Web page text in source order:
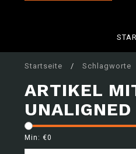
Startseite / Schlagworte
ARTIKEL
UNALIGNED
Min: €0